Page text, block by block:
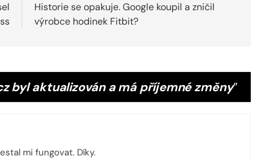
Historie se opakuje. Google koupil a zničil
výrobce hodinek Fitbit?
byl aktualizován a má příjemné změny”
mi fungovat. Díky.